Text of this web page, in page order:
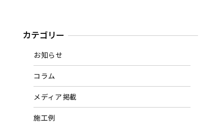
カテゴリー
お知らせ
コラム
メディア掲載
施工例